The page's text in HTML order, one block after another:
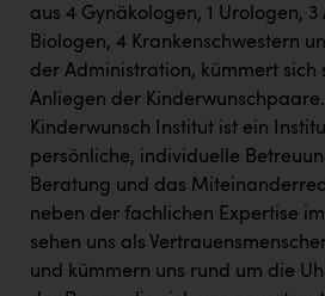
aus 4 Gynäkologen, 1 Urologen, 3
Biologen, 4 Krankenschwestern
der Administration, kümmert sich
Anliegen der Kinderwunschpaare.
Kinderwunsch Institut ist ein
persönliche, individuelle
Beratung und das
neben der fachlichen Expertise
sehen uns als
und kümmern uns rund um die